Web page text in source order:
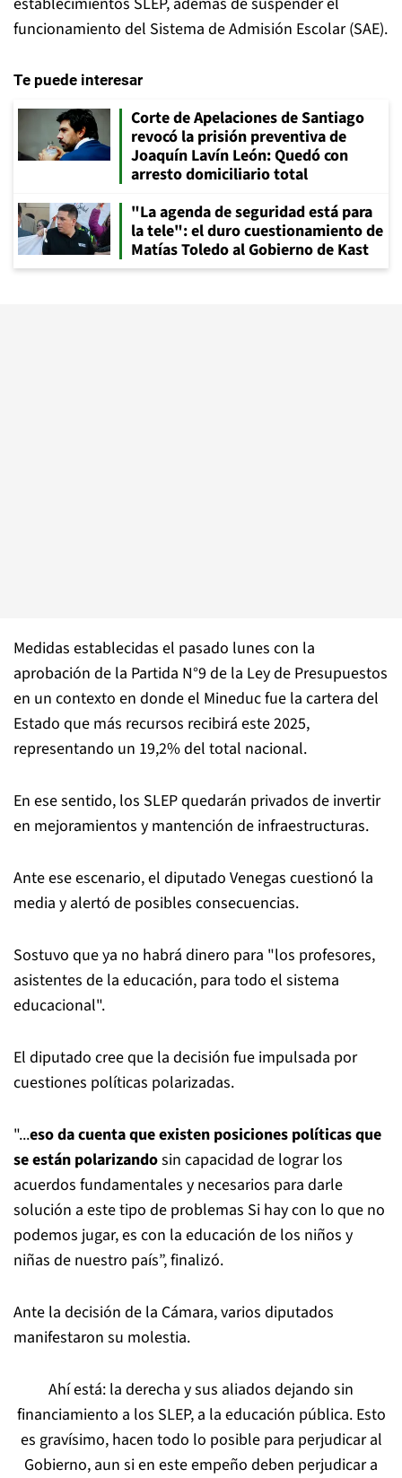
funcionamiento del Sistema de Admisión Escolar (SAE).
Te puede interesar
Corte de Apelaciones de Santiago
revocó la prisión preventiva de
Joaquín Lavín León: Quedó con
arresto domiciliario total
"La agenda de seguridad está para
la tele": el duro cuestionamiento de
Matías Toledo al Gobierno de Kast
Medidas establecidas el pasado lunes con la
aprobación de la Partida N°9 de la Ley de Presupuestos
en un contexto en donde el Mineduc fue la cartera del
Estado que más recursos recibirá este 2025,
representando un 19,2% del total nacional.
En ese sentido, los SLEP quedarán privados de invertir
en mejoramientos y mantención de infraestructuras.
Ante ese escenario, el diputado Venegas cuestionó la
media y alertó de posibles consecuencias.
Sostuvo que ya no habrá dinero para "los profesores,
asistentes de la educación, para todo el sistema
educacional".
El diputado cree que la decisión fue impulsada por
cuestiones políticas polarizadas.
"...eso da cuenta que existen posiciones políticas que
se están polarizandosin capacidad de lograr los
acuerdos fundamentales y necesarios para darle
solución a este tipo de problemas Si hay con lo que no
podemos jugar, es con la educación de los niños y
niñas de nuestro país”, finalizó.
Ante la decisión de la Cámara, varios diputados
manifestaron su molestia.
Ahí está: la derecha y sus aliados dejando sin
financiamiento a los SLEP, a la educación pública. Esto
es gravísimo, hacen todo lo posible para perjudicar al
Gobierno, aun si en este empeño deben perjudicar a